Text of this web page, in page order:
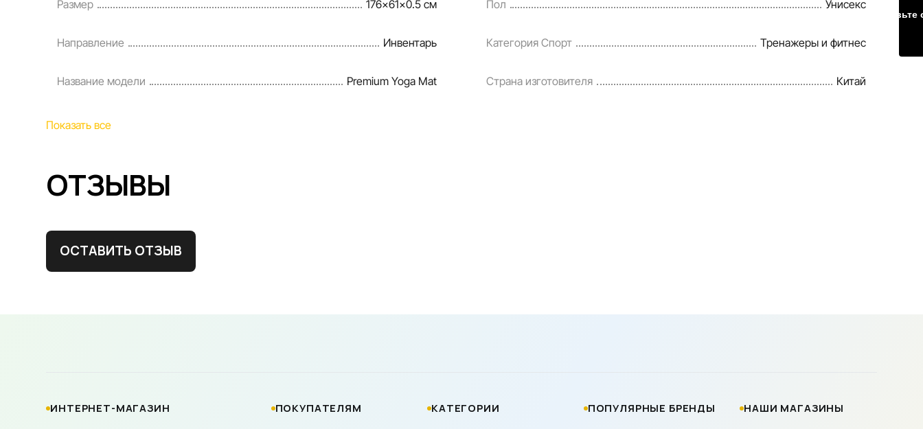
Размер 176x61x0.5 см Пол Унисекс
Направление Инвентарь Категория Спорт Тренажеры и фитнес
Название модели Premium Yoga Mat Страна изготовителя Китай
Показать все
ОТЗЫВЫ
ОСТАВИТЬ ОТЗЫВ
Оставьте
ИНТЕРНЕТ-МАГАЗИН ПОКУПАТЕЛЯМ КАТЕГОРИИ ПОПУЛЯРНЫЕ БРЕНДЫ НАШИ МАГАЗИНЫ